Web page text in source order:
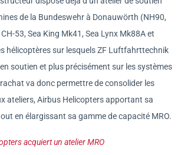
de la Bundeswehr à Donauwörth (NH90,
53, Sea King Mk41, Sea Lynx Mk88A et
hélicoptères sur lesquels ZF Luftfahrttechnik
soutien et plus précisément sur les systèmes
va donc permettre de consolider les
ateliers, Airbus Helicopters apportant sa
en élargissant sa gamme de capacité MRO.
acquiert un atelier MRO